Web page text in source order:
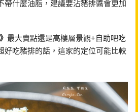
帶什麼油脂，建議要沾豬排醬會更加
最大賣點還是高樓層景觀+自助吧吃
好吃豬排的話，這家的定位可能比較